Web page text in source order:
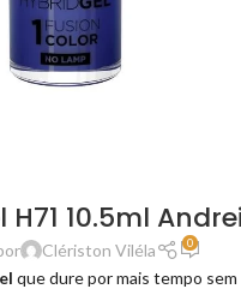
H71 10.5ml
Clériston Viléla 0
que dure por mais tempo sem